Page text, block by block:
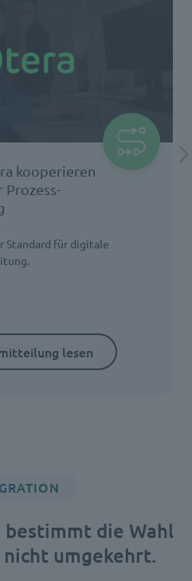
kooperieren
Prozess-
Standard für digitale
lesen
die Wahl
umgekehrt.